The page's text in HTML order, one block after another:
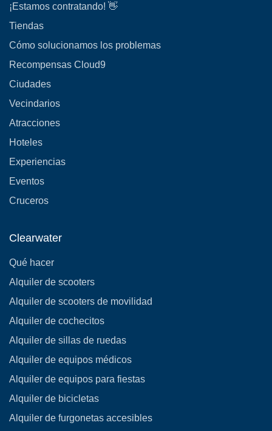
¡Estamos contratando! 👋
Tiendas
Cómo solucionamos los problemas
Recompensas Cloud9
Ciudades
Vecindarios
Atracciones
Hoteles
Experiencias
Eventos
Cruceros
Clearwater
Qué hacer
Alquiler de scooters
Alquiler de scooters de movilidad
Alquiler de cochecitos
Alquiler de sillas de ruedas
Alquiler de equipos médicos
Alquiler de equipos para fiestas
Alquiler de bicicletas
Alquiler de furgonetas accesibles